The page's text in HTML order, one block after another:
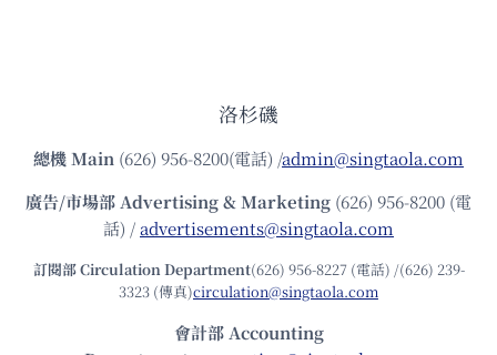
洛杉磯
總機Main (626) 956-8200(電話) /admin@singtaola.com
廣告/市場部Advertising & Marketing (626) 956-8200 (電
話) /advertisements@singtaola.com
訂閱部 Circulation Department(626) 956-8227 (電話) /(626) 239-
3323 (傳真)circulation@singtaola.com
會計部 Accounting